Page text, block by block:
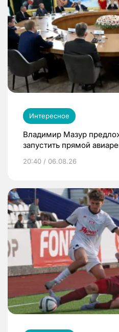
Интересное
Владимир Мазур
запустить прямой
20:40 / 06.08.26